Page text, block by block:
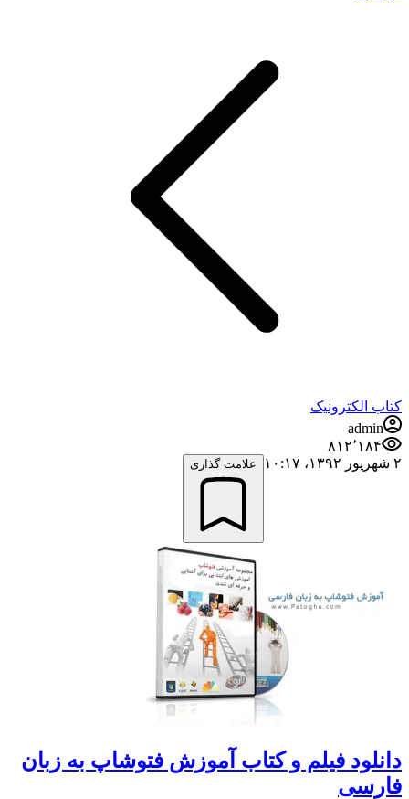
کتاب الکترونیک
admin
۸۱۲٬۱۸۴
۲ شهریور ۱۳۹۲،‏ ۱۰:۱۷
علامت گذاری
دانلود فیلم و کتاب آموزش فتوشاپ به زبان
فارسی